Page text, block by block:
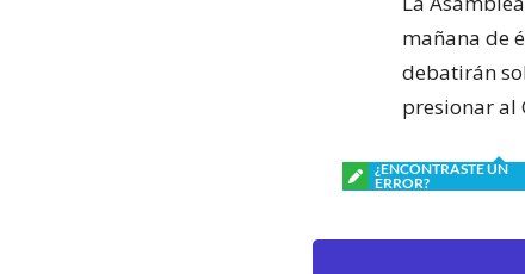
mañana de
debatirán
presionar al
¿ENCONTRASTE UN
ERROR?